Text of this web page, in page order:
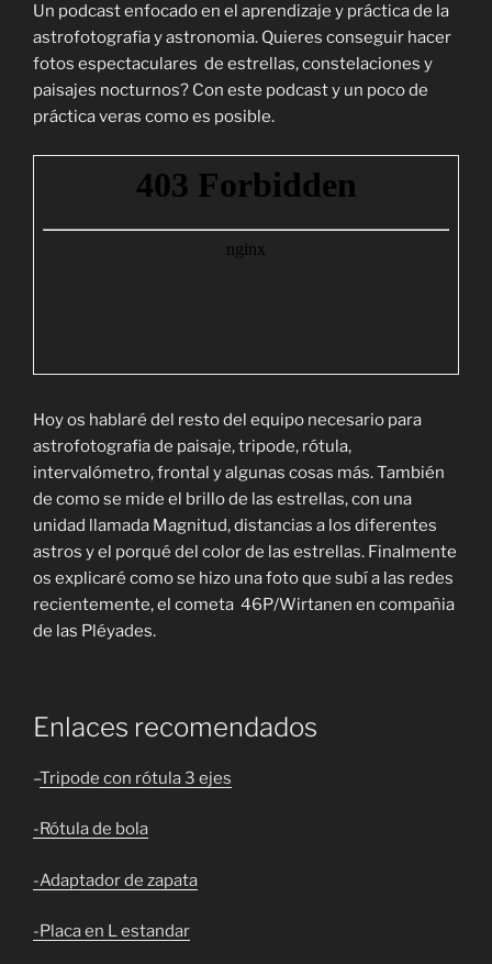
Un podcast enfocado en el aprendizaje y práctica de la
astrofotografia y astronomia. Quieres conseguir hacer
fotos espectaculares de estrellas, constelaciones y
paisajes nocturnos? Con este podcast y un poco de
práctica veras como es posible.
Hoy os hablaré del resto del equipo necesario para
astrofotografia de paisaje, tripode, rótula,
intervalómetro, frontal y algunas cosas más. También
de como se mide el brillo de las estrellas, con una
unidad llamada Magnitud, distancias a los diferentes
astros y el porqué del color de las estrellas. Finalmente
os explicaré como se hizo una foto que subí a las redes
recientemente, el cometa 46P/Wirtanen en compañia
de las Pléyades.
Enlaces recomendados
–Tripode con rótula 3 ejes
-Rótula de bola
-Adaptador de zapata
-Placa en L estandar